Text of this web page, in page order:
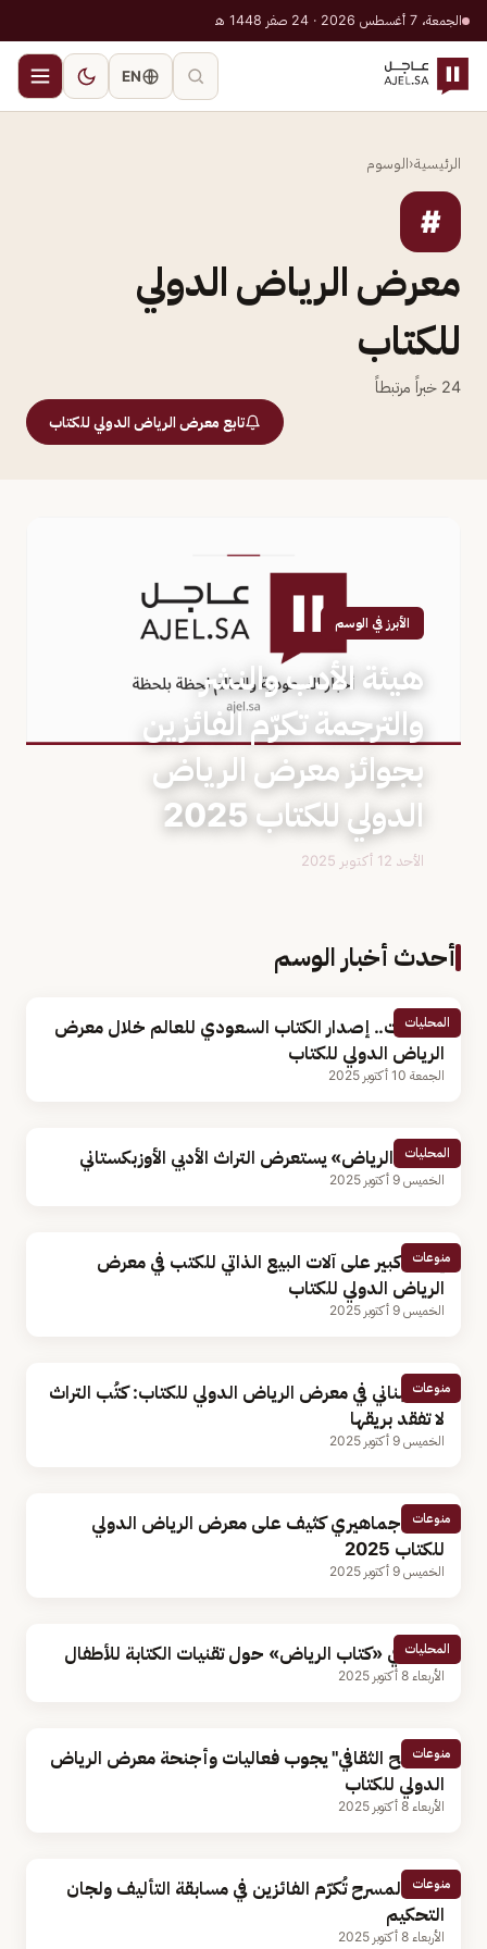
الجمعة، 7 أغسطس 2026 · 24 صفر 1448 هـ
EN
الرئيسية‹الوسوم
#
معرض الرياض الدولي
للكتاب
24 خبراً مرتبطاً
تابع معرض الرياض الدولي للكتاب
الأبرز في الوسم
هيئة الأدب والنشر
والترجمة تكرّم الفائزين
بجوائز معرض الرياض
الدولي للكتاب 2025
الأحد 12 أكتوبر 2025
أحدث أخبار الوسم
المحلياتبـ5 لغات.. إصدار الكتاب السعودي للعالم خلال معرض
الرياض الدولي للكتاب
الجمعة 10 أكتوبر 2025
المحليات
«كتاب الرياض» يستعرض التراث الأدبي الأوزبكستاني
الخميس 9 أكتوبر 2025
منوعات
إقبال كبير على آلات البيع الذاتي للكتب في معرض
الرياض الدولي للكتاب
الخميس 9 أكتوبر 2025
منوعات
ناشر لبناني في معرض الرياض الدولي للكتاب: كتُب التراث
لا تفقد بريقها
الخميس 9 أكتوبر 2025
منوعات
توافد جماهيري كثيف على معرض الرياض الدولي
للكتاب 2025
الخميس 9 أكتوبر 2025
المحليات
ورشة في «كتاب الرياض» حول تقنيات الكتابة للأطفال
الأربعاء 8 أكتوبر 2025
منوعات
"السائح الثقافي" يجوب فعاليات وأجنحة معرض الرياض
الدولي للكتاب
الأربعاء 8 أكتوبر 2025
منوعات
هيئة المسرح تُكرّم الفائزين في مسابقة التأليف ولجان
التحكيم
الأربعاء 8 أكتوبر 2025